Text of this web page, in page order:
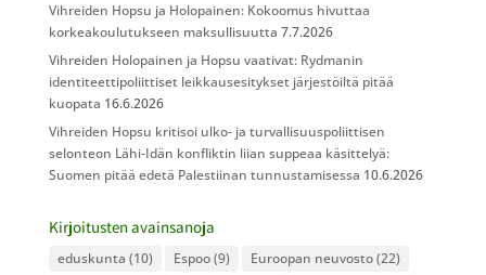
Vihreiden Hopsu ja Holopainen: Kokoomus hivuttaa
korkeakoulutukseen maksullisuutta 7.7.2026
Vihreiden Holopainen ja Hopsu vaativat: Rydmanin
identiteettipoliittiset leikkausesitykset järjestöiltä pitää
kuopata 16.6.2026
Vihreiden Hopsu kritisoi ulko- ja turvallisuuspoliittisen
selonteon Lähi-Idän konfliktin liian suppeaa käsittelyä:
Suomen pitää edetä Palestiinan tunnustamisessa 10.6.2026
Kirjoitusten avainsanoja
eduskunta (10) Espoo(9) Euroopan neuvosto(22)